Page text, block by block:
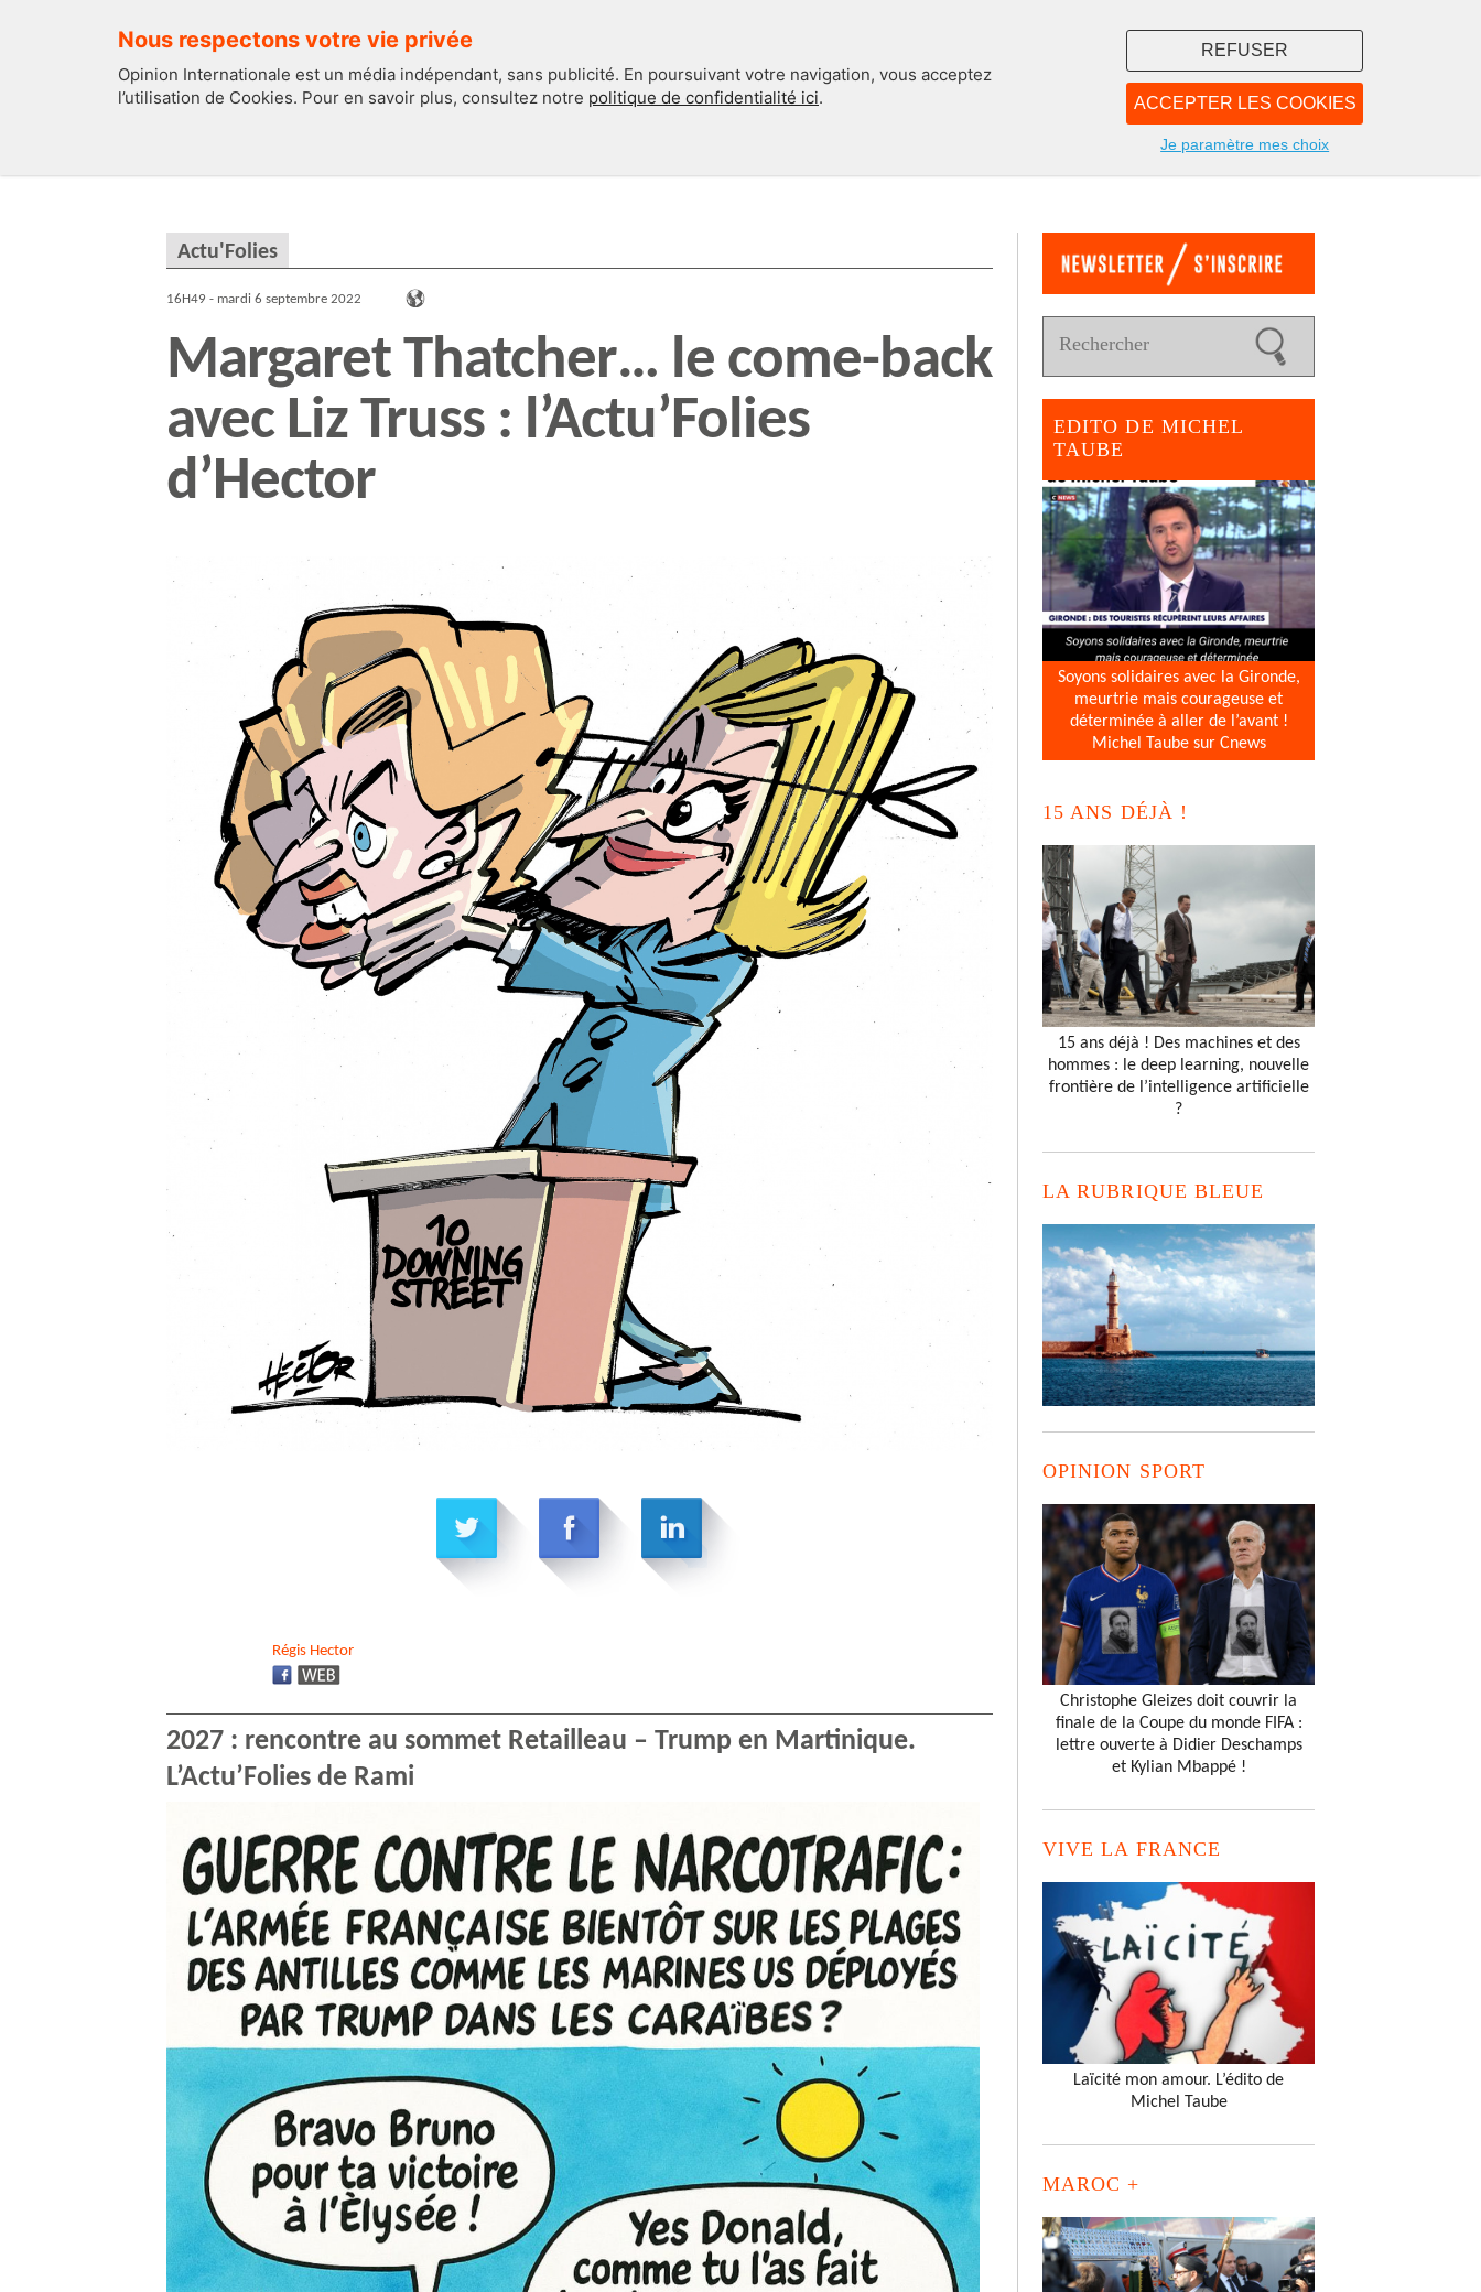
Nous respectons votre vie privée
Opinion Internationale est un média indépendant, sans publicité. En poursuivant votre navigation, vous acceptez
l’utilisation de Cookies. Pour en savoir plus, consultez notre politique de confidentialité ici. ACCEPTER LES COOKIES
REFUSER
Je paramètre mes choix
NOUS
Actu'Folies
16H49 - mardi 6 septembre 2022
Margaret Thatcher… le come-back
avec Liz Truss : l’Actu’Folies
d’Hector
Régis Hector
2027 : rencontre au sommet Retailleau – Trump en Martinique.
L’Actu’Folies de Rami
EDITO DE MICHEL
TAUBE
Soyons solidaires avec la Gironde,
meurtrie mais courageuse et
déterminée à aller de l’avant !
Michel Taube sur Cnews
15 ANS DÉJÀ !
15 ans déjà ! Des machines et des
hommes : le deep learning, nouvelle
frontière de l’intelligence artificielle
?
LA RUBRIQUE BLEUE
OPINION SPORT
Christophe Gleizes doit couvrir la
finale de la Coupe du monde FIFA :
lettre ouverte à Didier Deschamps
et Kylian Mbappé !
VIVE LA FRANCE
Laïcité mon amour. L’édito de
Michel Taube
MAROC +